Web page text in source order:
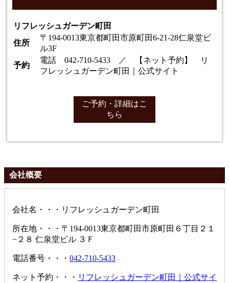
リフレッシュガーデン町田
住所
〒194-0013東京都町田市原町田6-21-28仁泉堂ビ
ル3F
予約
電話 042-710-5433 ／ 【ネット予約】
リ
フレッシュガーデン町田｜公式サイト
ご予約・詳細はこ
ちら
会社概要
会社名・・・リフレッシュガーデン町田
所在地・・・〒194-0013東京都町田市原町田６丁目２１
−２８ 仁泉堂ビル ３Ｆ
電話番号・・・ 042-710-5433
ネット予約・・・ リフレッシュガーデン町田｜公式サイ